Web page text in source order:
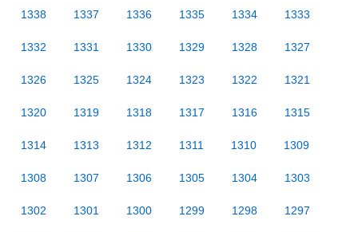
1338 1337 1336 1335 1334 1333
1332 1331 1330 1329 1328 1327
1326 1325 1324 1323 1322 1321
1320 1319 1318 1317 1316 1315
1314 1313 1312 1311 1310 1309
1308 1307 1306 1305 1304 1303
1302 1301 1300 1299 1298 1297